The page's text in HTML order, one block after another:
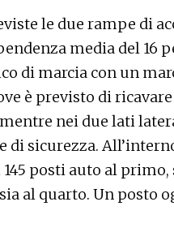
le due rampe di
media del 16
di marcia con un
è previsto di
nei due lati
di sicurezza.
posti auto al primo,
al quarto. Un posto